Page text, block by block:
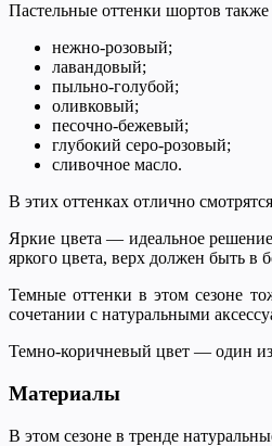
Пастельные оттенки шортов
нежно-розовый;
лавандовый;
пыльно-голубой;
оливковый;
песочно-бежевый;
глубокий серо-розовый;
сливочное масло.
В этих оттенках отлично
Яркие цвета — идеальное
яркого цвета, верх должен быть в
Темные оттенки в этом сезоне
сочетании с натуральными
Темно-коричневый цвет — один из
Материалы
В этом сезоне в тренде